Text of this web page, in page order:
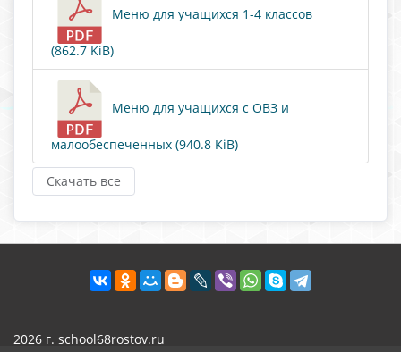
Меню для учащихся 1-4 классов
(862.7 KiB)
Меню для учащихся с ОВЗ и
малообеспеченных (940.8 KiB)
Скачать все
2026 г. school68rostov.ru